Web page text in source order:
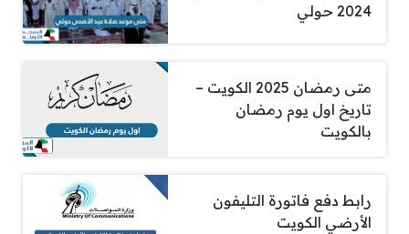
2024 حولي
متى رمضان 2025 الكويت –
تاريخ اول يوم رمضان
بالكويت
رابط دفع فاتورة التليفون
الأرضي الكويت